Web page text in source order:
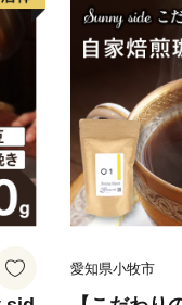
愛知県小牧市